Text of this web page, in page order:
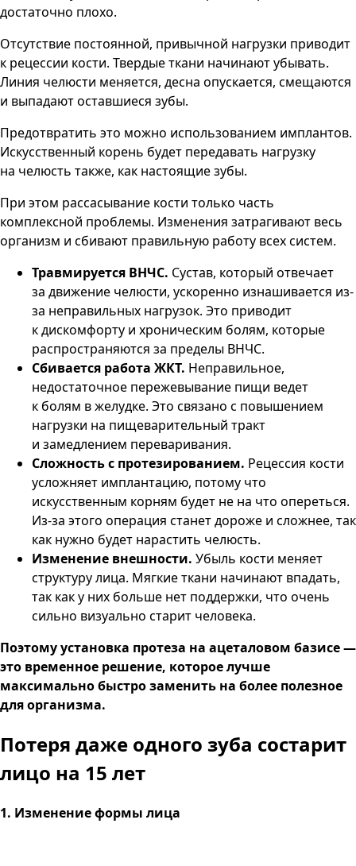
достаточно плохо.
Отсутствие постоянной, привычной нагрузки приводит
к рецессии кости. Твердые ткани начинают убывать.
Линия челюсти меняется, десна опускается, смещаются
и выпадают оставшиеся зубы.
Предотвратить это можно использованием имплантов.
Искусственный корень будет передавать нагрузку
на челюсть также, как настоящие зубы.
При этом рассасывание кости только часть
комплексной проблемы. Изменения затрагивают весь
организм и сбивают правильную работу всех систем.
Травмируется ВНЧС. Сустав, который отвечает
за движение челюсти, ускоренно изнашивается из-
за неправильных нагрузок. Это приводит
к дискомфорту и хроническим болям, которые
распространяются за пределы ВНЧС.
Сбивается работа ЖКТ. Неправильное,
недостаточное пережевывание пищи ведет
к болям в желудке. Это связано с повышением
нагрузки на пищеварительный тракт
и замедлением переваривания.
Сложность с протезированием. Рецессия кости
усложняет имплантацию, потому что
искусственным корням будет не на что опереться.
Из-за этого операция станет дороже и сложнее, так
как нужно будет нарастить челюсть.
Изменение внешности. Убыль кости меняет
структуру лица. Мягкие ткани начинают впадать,
так как у них больше нет поддержки, что очень
сильно визуально старит человека.
Поэтому установка протеза на ацеталовом базисе —
это временное решение, которое лучше
максимально быстро заменить на более полезное
для организма.
Потеря даже одного зуба состарит
лицо на 15 лет
1. Изменение формы лица